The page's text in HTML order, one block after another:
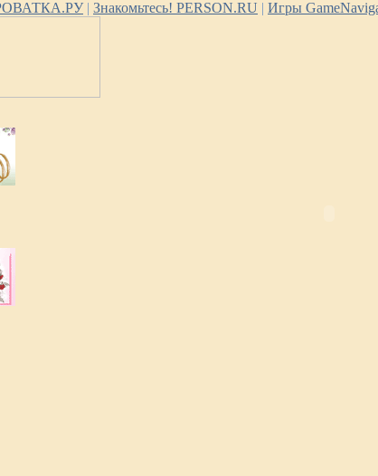
| Знакомьтесь! PERSON.RU | Игры